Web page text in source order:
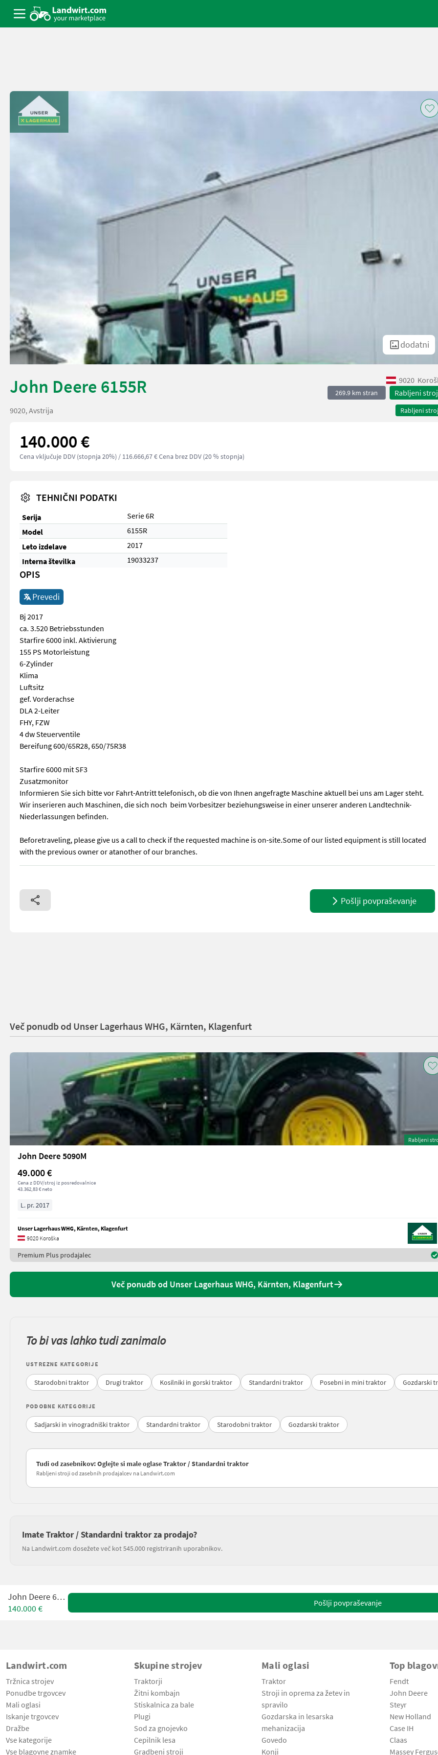
dodatni
John Deere 6155R 9020
269.9 km stran Rabljeni
Rabljeni
9020, Avstrija
140.000 €
Cena vključuje DDV (stopnja 20%) / 116.666,67 € Cena brez DDV (20 % stopnja)
TEHNIČNI PODATKI
Serija
Serie 6R
Model
6155R
Leto izdelave
2017
Interna številka
19033237
OPIS
Prevedi
Bj 2017
ca. 3.520 Betriebsstunden
Starfire 6000 inkl. Aktivierung
155 PS Motorleistung
6-Zylinder
Klima
Luftsitz
gef. Vorderachse
DLA 2-Leiter
FHY, FZW
4 dw Steuerventile
Bereifung 600/65R28, 650/75R38
Starfire 6000 mit SF3
Zusatzmonitor
Informieren Sie sich bitte vor Fahrt-Antritt telefonisch, ob die von Ihnen angefragte Maschine aktuell bei uns am Lager steht.
Wir inserieren auch Maschinen, die sich noch beim Vorbesitzer beziehungsweise in einer unserer anderen Landtechnik-
Niederlassungen befinden.
Beforetraveling, please give us a call to check if the requested machine is on-site.Some of our listed equipment is still located
with the previous owner or atanother of our branches.
Bj 2017 ca. 3.520 Betriebsstunden Starfire 6000 inkl. Aktivierung 155 PS Motorleistung 6-Zylinder Klima Luftsitz gef.
Pošlji povpraševanje
Več ponudb od Unser Lagerhaus WHG, Kärnten, Klagenfurt
Rabljeni
John Deere 5090M
49.000 €
Cena z DDV/stroj iz posredovalnice
43.362,83 € neto
L. pr. 2017
Unser Lagerhaus WHG, Kärnten, Klagenfurt
9020 Koroška
Premium Plus prodajalec
Več ponudb od Unser Lagerhaus WHG, Kärnten, Klagenfurt
To bi vas lahko tudi zanimalo
USTREZNE KATEGORIJE
Starodobni traktor Drugi traktor Kosilniki in gorski traktor Standardni traktor Posebni in mini traktor Gozdarski
PODOBNE KATEGORIJE
Sadjarski in vinogradniški traktor Standardni traktor Starodobni traktor Gozdarski traktor
Tudi od zasebnikov: Oglejte si male oglase Traktor / Standardni traktor
Rabljeni stroji od zasebnih prodajalcev na Landwirt.com
Imate Traktor / Standardni traktor za prodajo?
Na Landwirt.com dosežete več kot 545.000 registriranih uporabnikov.
John Deere 6155R
140.000 €
Pošlji povpraševanje
Landwirt.com
Tržnica strojev
Ponudbe trgovcev
Mali oglasi
Iskanje trgovcev
Dražbe
Vse kategorije
Vse blagovne znamke
Skupine strojev
Traktorji
Žitni kombajn
Stiskalnica za bale
Plugi
Sod za gnojevko
Cepilnik lesa
Gradbeni stroji
Mali oglasi
Traktor
Stroji in oprema za žetev in
spravilo
Gozdarska in lesarska
mehanizacija
Govedo
Konji
Top
Fendt
John Deere
Steyr
New Holland
Case IH
Claas
Massey